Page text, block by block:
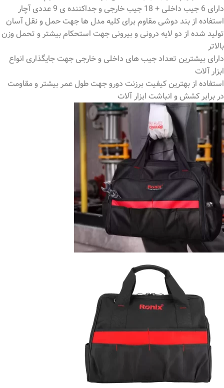
دارای 6 جیب داخلی + 18 جیب خارجی و جداکننده ی 9 عددی آچار
استفاده از بند دوشی مقاوم برای کلیه مدل ها جهت حمل و نقل آسان
تولید شده از دو لایه درونی و بیرونی جهت استحکام بیشتر و تحمل وزن
بالاتر
دارای بیشترین تعداد جیب های داخلی و خارجی جهت جایگذاری انواع
ابزار آلات
استفاده از بهترین کیفیت برزنت دورو جهت طول عمر بیشتر و مقاومت
در برابر کشش و انباشت ابزار آلات